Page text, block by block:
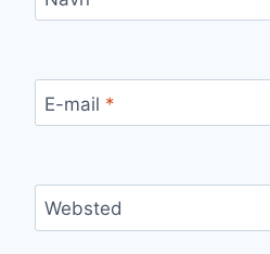
E-mail *
Websted